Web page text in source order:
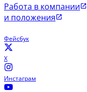
Работа в компании
и положения
Фейсбук
X
Инстаграм